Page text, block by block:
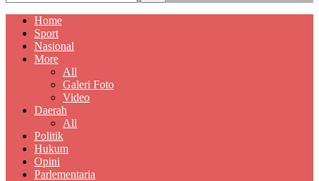
Home
Sport
Nasional
More
All
Galeri Foto
Video
Daerah
All
Politik
Hukum
Opini
Parlementaria